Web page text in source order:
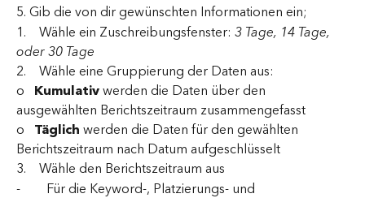
5. Gib die von dir gewünschten Informationen ein;
1.    Wähle ein Zuschreibungsfenster: 3 Tage, 14 Tage,
oder 30 Tage
2.    Wähle eine Gruppierung der Daten aus:
o Kumulativ werden die Daten über den
ausgewählten Berichtszeitraum zusammengefasst
o Täglich werden die Daten für den gewählten
Berichtszeitraum nach Datum aufgeschlüsselt
3.    Wähle den Berichtszeitraum aus
-        Für die Keyword-, Platzierungs- und